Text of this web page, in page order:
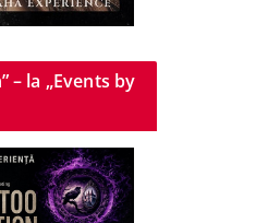
– la „Events by